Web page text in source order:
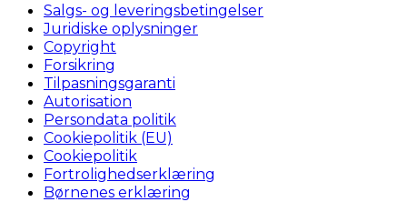
Salgs- og leveringsbetingelser
Juridiske oplysninger
Copyright
Forsikring
Tilpasningsgaranti
Autorisation
Persondata politik
Cookiepolitik (EU)
Cookiepolitik
Fortrolighedserklæring
Børnenes erklæring